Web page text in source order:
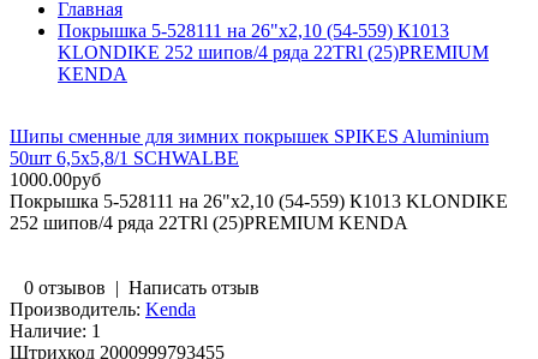
Главная
Покрышка 5-528111 на 26"х2,10 (54-559) К1013
KLONDIKE 252 шипов/4 ряда 22TRl (25)PREMIUM
KENDA
Шипы сменные для зимних покрышек SPIKES Aluminium
50шт 6,5х5,8/1 SCHWALBE
1000.00руб
Покрышка 5-528111 на 26"х2,10 (54-559) К1013 KLONDIKE
252 шипов/4 ряда 22TRl (25)PREMIUM KENDA
0 отзывов | Написать отзыв
Производитель: Kenda
Наличие: 1
Штрихкод 2000999793455